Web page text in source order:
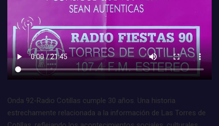
Onda 92-Radio Cotillas cumple 30 años. Una historia
estrechamente relacionada a la información de Las Torres de